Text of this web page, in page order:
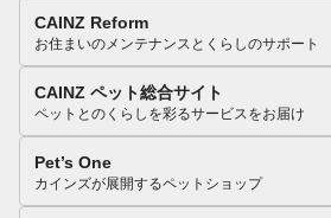
CAINZ Reform
お住まいのメンテナンスとくらしのサポート
CAINZ ペット総合サイト
ペットとのくらしを彩るサービスをお届け
Pet’s One
カインズが展開するペットショップ